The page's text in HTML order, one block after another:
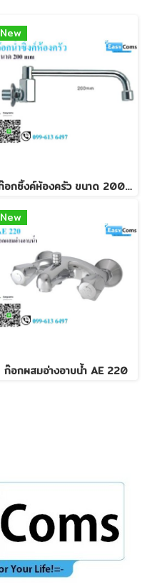
New
ก๊อกซิ้งค์ห้องครัว ขนาด 200 mm
New
ก๊อกผสมอ่างอาบน้ำ AE 220